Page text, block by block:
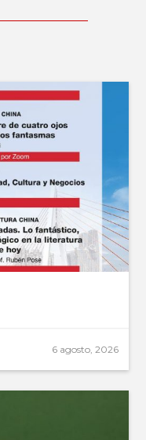
6 agosto, 2026